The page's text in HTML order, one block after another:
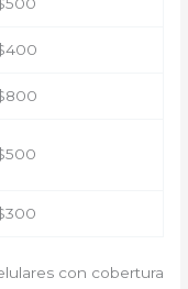
con cobertura